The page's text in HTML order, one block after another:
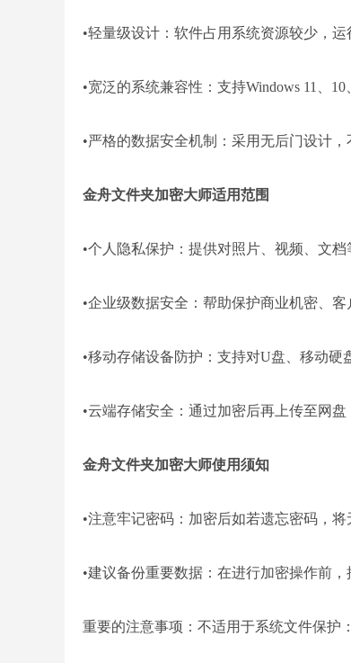
•轻量级设计：软件占用系统资源较少，
•宽泛的系统兼容性：支持Windows 11、
•严格的数据安全机制：采用无后门设计
金舟文件夹加密大师适用范围
•个人隐私保护：提供对照片、视频、文
•企业级数据安全：帮助保护商业机密、
•移动存储设备防护：支持对U盘、移动硬
•云端存储安全：通过加密后再上传至网盘
金舟文件夹加密大师使用须知
•注意牢记密码：加密后如若遗忘密码，
•建议备份重要数据：在进行加密操作前
重要的注意事项：不适用于系统文件保护